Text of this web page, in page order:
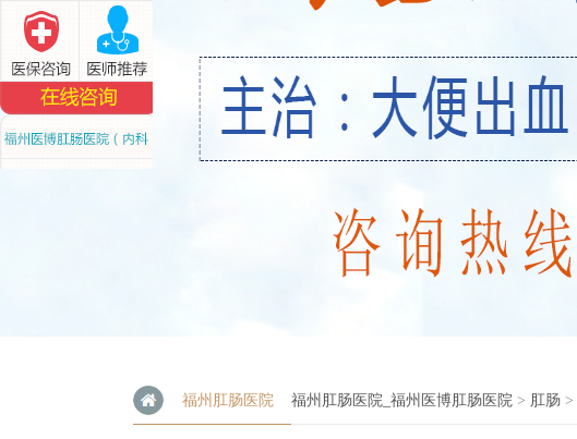
福州肛肠医院 福州肛肠医院_福州医博肛肠医院 > 肛肠 >